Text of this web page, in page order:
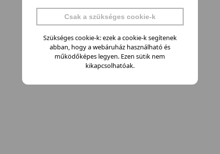
Csak a szükséges cookie-k
Szükséges cookie-k: ezek a cookie-k segítenek
abban, hogy a webáruház használható és
működőképes legyen. Ezen sütik nem
kikapcsolhatóak.